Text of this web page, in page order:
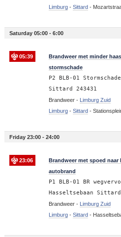
Limburg- Sittard-
Saturday 05:00 - 6:00
05:39
Brandweer met minder
stormschade
P2 BLB-01
Sittard 243431
Brandweer - Limburg Zuid
Limburg- Sittard-
Friday 23:00 - 24:00
23:06
Brandweer met spoed naar
autobrand
P1 BLB-01 BR
Hasseltsebaan Sittard
Brandweer - Limburg Zuid
Limburg- Sittard-